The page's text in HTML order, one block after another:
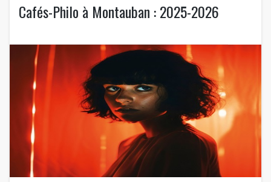
Cafés-Philo à Montauban : 2025-2026